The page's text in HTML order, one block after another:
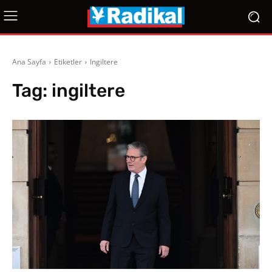
Ana Sayfa Etiketler Ingiltere
Tag: ingiltere